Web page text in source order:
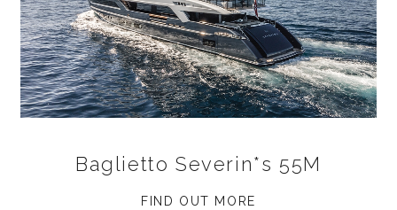
Baglietto Severin*s 55M
FIND OUT MORE